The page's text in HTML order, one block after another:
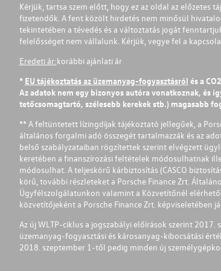
Kérjük, tartsa szem előtt, hogy ez az oldal az előzetes
fizetendők. A fent közölt hirdetés nem minősül
tekintetében a tévedés és a változtatás jogát
felelősséget nem vállalunk. Kérjük, vegye fel a
Eredeti ár:korábbi ajánlati ár
* EU tájékoztatás az üzemanyag-fogyasztásról és a
Az adatok nem egy bizonyos autóra vonatkoznak, és
tetőcsomagtartó, szélesebb kerekek stb.) magasabb
** A feltüntetett lízingdíjak tájékoztató jellegűek, a
általános forgalmi adó összegét tartalmazzák és az
belső szabályzataiban rögzítettek szerint elvégzett
keretében a finanszírozási feltételek módosulhatnak
módosulhat. A teljeskörű kárbiztosítás (CASCO
körű, további részleteket a Porsche Finance Zrt.
Ügyfélszolgálatunkon valamint a Közvetítőnél
közvetítőjeként a Porsche Finance Zrt. képviseletében
Az új WLTP-ciklus a jogszabályi előírások szerint
üzemanyag-fogyasztási és károsanyag-kibocsátási
2018. szeptember 1-től pedig minden új